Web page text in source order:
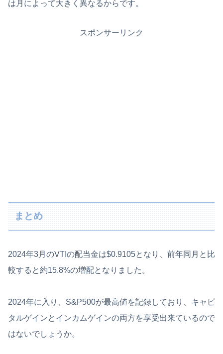
は月によって大きく異なるからです。
スポンサーリンク
まとめ
2024年3月のVTIの配当金は$0.9105となり、前年同月と比
較すると約15.8%の増配となりました。
2024年に入り、S&P500が最高値を記録しており、キャピ
タルゲインとインカムゲインの両方を享受出来ているので
はないでしょうか。